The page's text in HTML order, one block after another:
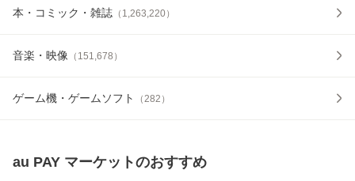
本・コミック・雑誌 （ 1,263,220）
音楽・映像 （ 151,678 ）
ゲーム機・ゲームソフト （282 ）
au PAY マーケットのおすすめ